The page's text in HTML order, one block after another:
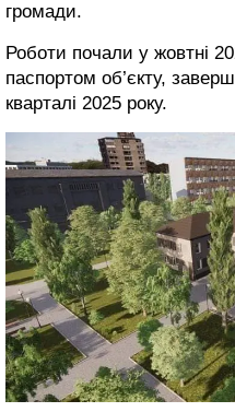
громади.
Роботи почали у жовтні
паспортом об’єкту,
кварталі 2025 року.